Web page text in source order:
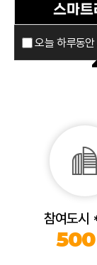
오늘 하루동
참여도시